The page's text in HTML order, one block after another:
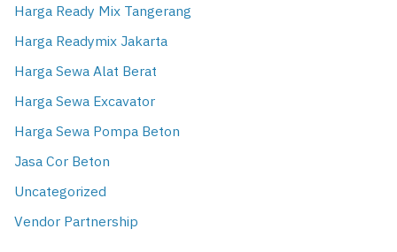
Harga Ready Mix Tangerang
Harga Readymix Jakarta
Harga Sewa Alat Berat
Harga Sewa Excavator
Harga Sewa Pompa Beton
Jasa Cor Beton
Uncategorized
Vendor Partnership